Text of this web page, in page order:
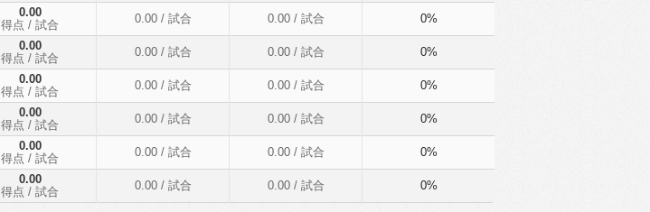
0.00
得点 / 試合 0.00/ 試合 0.00/ 試合 0%
0.00
得点 / 試合 0.00/ 試合 0.00/ 試合 0%
0.00
得点 / 試合 0.00/ 試合 0.00/ 試合 0%
0.00
得点 / 試合 0.00/ 試合 0.00/ 試合 0%
0.00
得点 / 試合 0.00/ 試合 0.00/ 試合 0%
0.00
得点 / 試合 0.00/ 試合 0.00/ 試合 0%